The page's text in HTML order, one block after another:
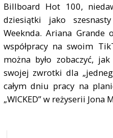
Billboard Hot 100,
dziesiątki jako
Weeknda. Ariana Grande
współpracy na swoim
można było zobaczyć,
swojej zwrotki dla
całym dniu pracy na
„WICKED” w reżyserii Jona